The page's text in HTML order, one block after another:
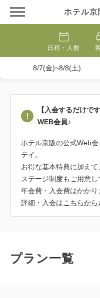
ホテル
日程・人数
8/7(金)~8/8(土)
【入会するだけで
WEB会員♪
ホテル京阪の公式Web
テイ。
お得な基本特典に加え
ステージ制度もご用意し
年会費・入会費はかかり
詳細・入会はこちらから
プラン一覧